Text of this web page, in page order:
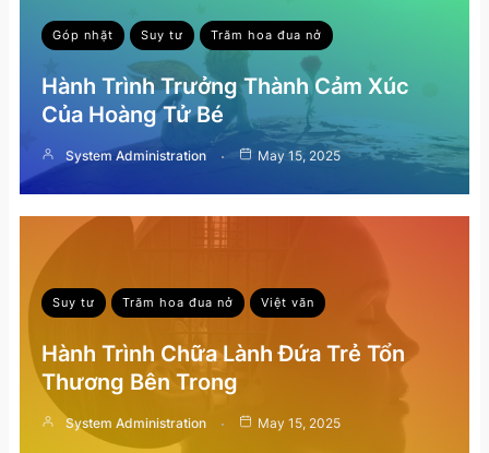
Góp nhặt Suy tư Trăm hoa đua nở
Hành Trình Trưởng Thành Cảm Xúc
Của Hoàng Tử Bé
System Administration May 15, 2025
Suy tư Trăm hoa đua nở Việt văn
Hành Trình Chữa Lành Đứa Trẻ Tổn
Thương Bên Trong
System Administration May 15, 2025